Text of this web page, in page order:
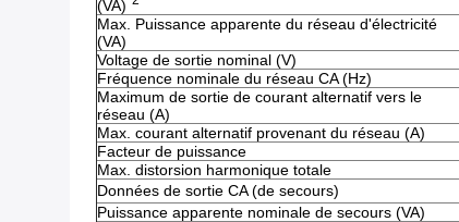
(VA)
Max. Puissance apparente du réseau d'électricité
(VA)
Voltage de sortie nominal (V)
Fréquence nominale du réseau CA (Hz)
Maximum de sortie de courant alternatif vers le
réseau (A)
Max. courant alternatif provenant du réseau (A)
Facteur de puissance
Max. distorsion harmonique totale
Données de sortie CA (de secours)
Puissance apparente nominale de secours (VA)